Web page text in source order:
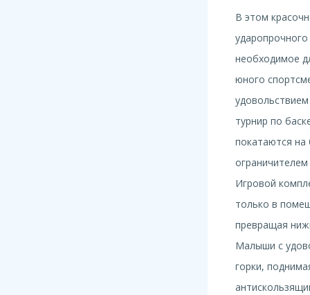
В этом
необходимое
юного
удовольствием
турнир по
покатаются на
Игровой
только в
превращая
Малыши с
горки,